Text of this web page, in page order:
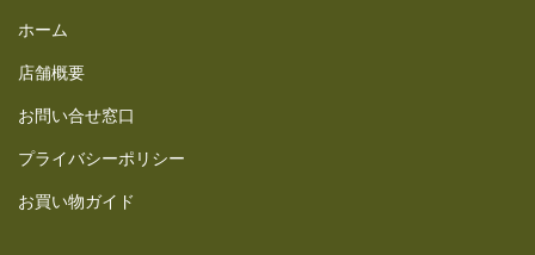
ホーム
店舗概要
お問い合せ窓口
プライバシーポリシー
お買い物ガイド